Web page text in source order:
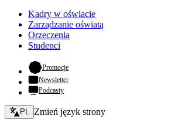
Kadry w oświacie
Zarządzanie oświatą
Orzeczenia
Studenci
Promocje- otwiera się w nowej karcie
Newsletter
Podcasty
Zmień język - bieżący:
PL Zmień język strony